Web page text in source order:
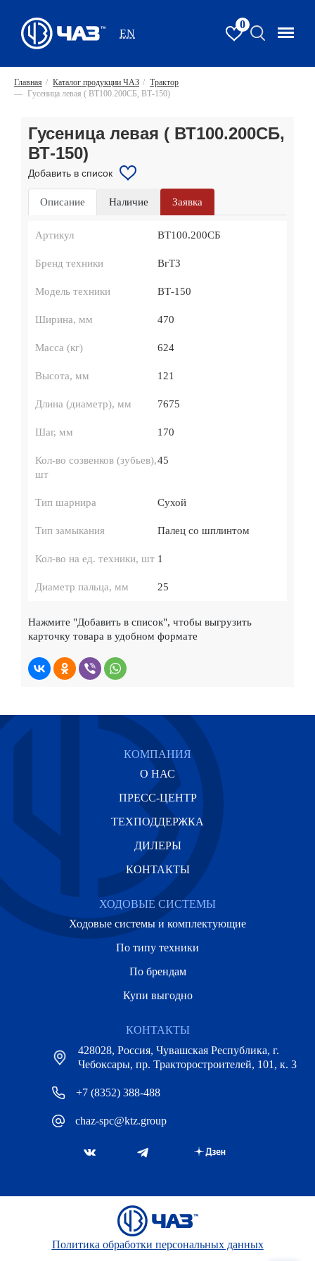
EN
0
Главная / Каталог продукции ЧАЗ / Трактор
— Гусеница левая ( ВТ100.200СБ, ВТ-150)
Гусеница левая ( ВТ100.200СБ,
ВТ-150)
Добавить в список
Описание Наличие Заявка
Артикул ВТ100.200СБ
Бренд техники ВгТЗ
Модель техники ВТ-150
Ширина, мм 470
Масса (кг) 624
Высота, мм 121
Длина (диаметр), мм 7675
Шаг, мм 170
Кол-во созвенков (зубьев),
шт
45
Тип шарнира Сухой
Тип замыкания Палец со шплинтом
Кол-во на ед. техники, шт 1
Диаметр пальца, мм 25
Нажмите "Добавить в список", чтобы выгрузить
карточку товара в удобном формате
КОМПАНИЯ
О НАС
ПРЕСС-ЦЕНТР
ТЕХПОДДЕРЖКА
ДИЛЕРЫ
КОНТАКТЫ
ХОДОВЫЕ СИСТЕМЫ
Ходовые системы и комплектующие
По типу техники
По брендам
Купи выгодно
КОНТАКТЫ
428028, Россия, Чувашская Республика, г.
Чебоксары, пр. Тракторостроителей, 101, к. 3
+7 (8352) 388-488
chaz-spc@ktz.group
Политика обработки персональных данных